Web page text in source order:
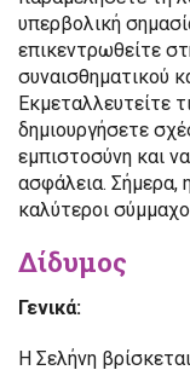
υπερβολική
επικεντρωθείτε
συναισθηματικού
Εκμεταλλευτείτε
δημιουργήσετε
εμπιστοσύνη και
ασφάλεια. Σήμερα,
καλύτεροι
Δίδυμος
Γενικά:
Η Σελήνη